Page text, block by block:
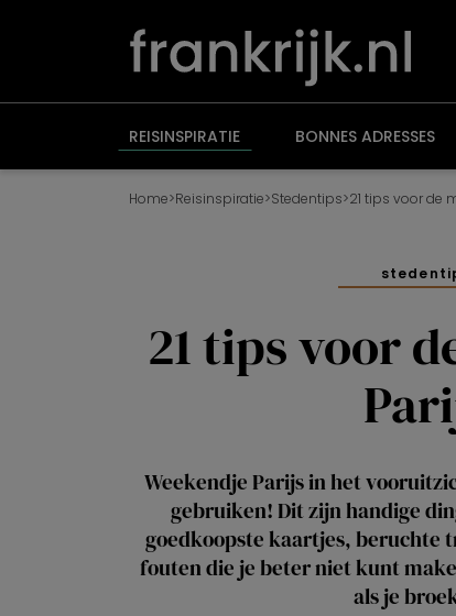
REISINSPIRATIE BONNES ADRESSES
Home>Reisinspiratie>Stedentips>21 tips voor de
21 tips voor
Weekendje Parijs in het
gebruiken! Dit zijn handige
goedkoopste kaartjes, beruchte
fouten die je beter niet kunt
als je